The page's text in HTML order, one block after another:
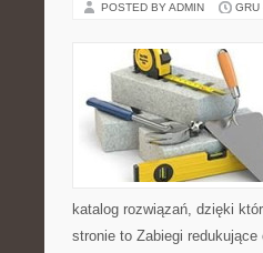
POSTED BY ADMIN GRU
katalog rozwiązań, dzięki
stronie to Zabiegi